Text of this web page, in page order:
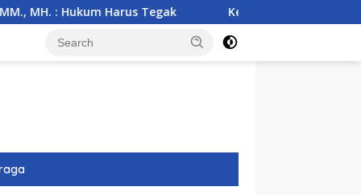
Tegak Kemarau Ekstrem Ancam 43 Hektare